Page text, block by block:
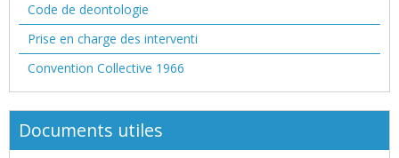
Code de deontologie
Prise en charge des interventi
Convention Collective 1966
Documents utiles